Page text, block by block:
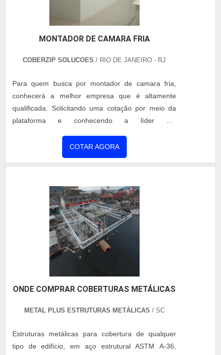
MONTADOR DE CAMARA FRIA
COBERZIP SOLUCOES / RIO DE JANEIRO - RJ
Para quem busca por montador de camara fria,
conhecerá a melhor empresa que é altamente
qualificada. Solicitando uma cotação por meio da
plataforma e conhecendo a líder em
camara fria, com os melhores profissionais da
Coberzip receberá excelente custo-benefício com
MONTADOR DE CAMARA FRIAHá muitas maneiras
eficientes de demonstrar competência e excelência
em sua área de atuação. A Coberzip foca seus
recursos em produzir um estrutura para os
parceiros com: Escritório de alta qualidade onde
são realizadas as atividades; Portfólio variado de
garantir que se tenha montador de camara fria com
excelente custo-benefício. Não obstante, quando
visar apenas lucratividade, deve oferecer produtos
e serviços que tenham ótima qualidade e proteção,
COTAR AGORA
ONDE COMPRAR COBERTURAS METÁLICAS
METAL PLUS ESTRUTURAS METÁLICAS / SC
Estruturas metálicas para cobertura de qualquer
tipo de edifício, em aço estrutural ASTM A-36,